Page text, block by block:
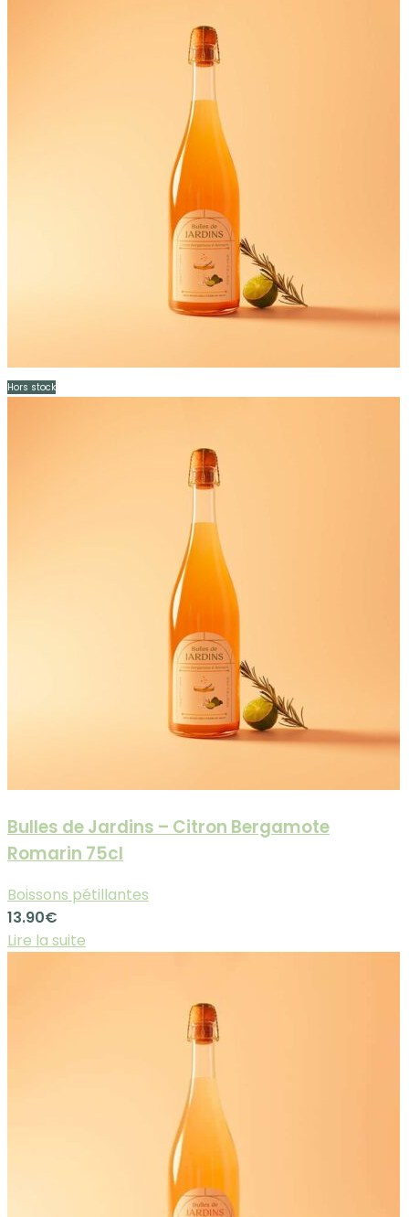
Hors stock
Bulles de Jardins – Citron Bergamote
Romarin 75cl
Boissons pétillantes
13.90€
Lire la suite